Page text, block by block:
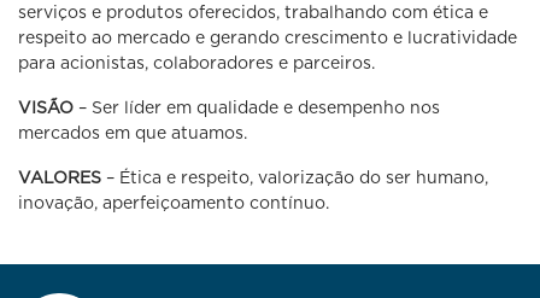
serviços e produtos oferecidos, trabalhando com ética e
respeito ao mercado e gerando crescimento e lucratividade
para acionistas, colaboradores e parceiros.
VISÃO – Ser líder em qualidade e desempenho nos
mercados em que atuamos.
VALORES – Ética e respeito, valorização do ser humano,
inovação, aperfeiçoamento contínuo.